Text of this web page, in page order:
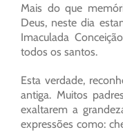
Mais do que
Deus, neste dia
Imaculada
todos os santos.
Esta verdade,
antiga. Muitos
exaltarem a
expressões como: